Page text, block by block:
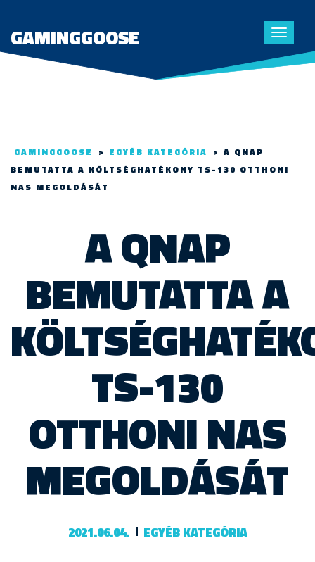
Toggle
GAMINGGOOSE
GAMINGGOOSE > EGYÉB KATEGÓRIA > A QNAP
BEMUTATTA A KÖLTSÉGHATÉKONY TS-130 OTTHONI
NAS MEGOLDÁSÁT
A QNAP
BEMUTATTA A
TS-130
OTTHONI NAS
MEGOLDÁSÁT
2021.06.04. EGYÉB KATEGÓRIA